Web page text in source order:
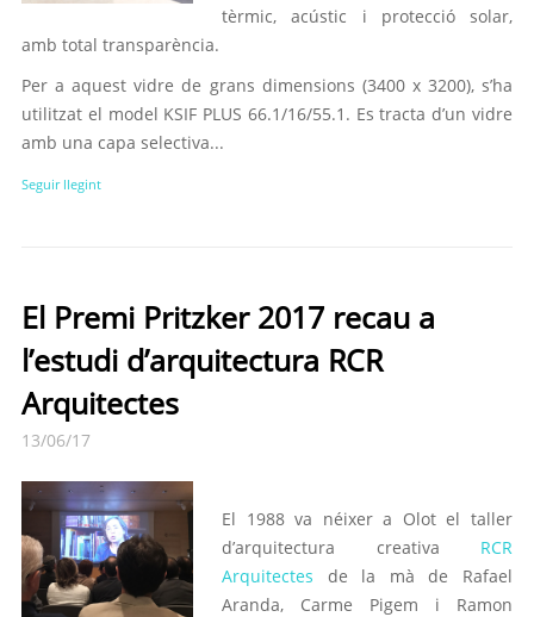
tèrmic, acústic i protecció solar,
amb total transparència.
Per a aquest vidre de grans dimensions (3400 x 3200), s’ha
utilitzat el model KSIF PLUS 66.1/16/55.1. Es tracta d’un vidre
amb una capa selectiva...
Seguir llegint
El Premi Pritzker 2017 recau a
l’estudi d’arquitectura RCR
Arquitectes
13/06/17
El 1988 va néixer a Olot el taller
d’arquitectura creativa RCR
Arquitectes de la mà de Rafael
Aranda, Carme Pigem i Ramon